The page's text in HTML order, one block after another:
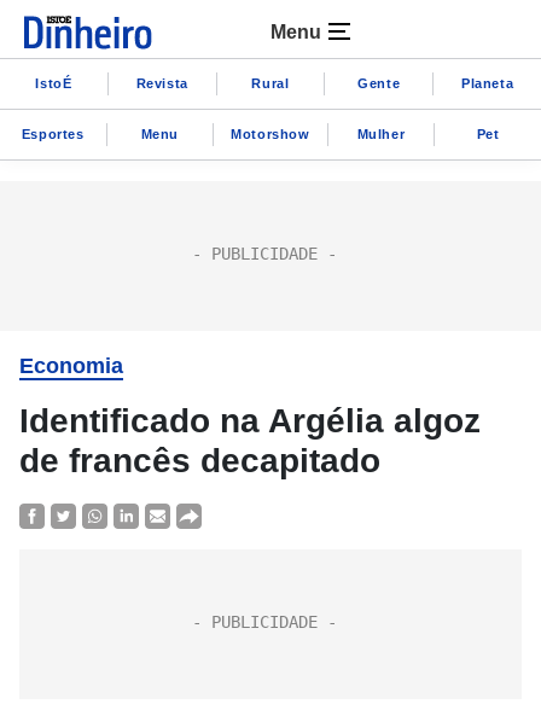
Menu
IstoÉ Revista Rural Gente Planeta
Esportes Menu Motorshow Mulher Pet
Economia
Identificado na Argélia algoz
de francês decapitado